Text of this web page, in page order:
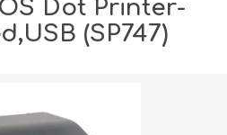
Dot Printer-
(SP747)